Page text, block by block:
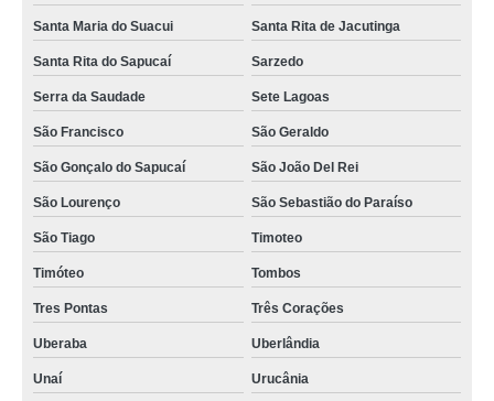
Santa Maria do Suacui Santa Rita de Jacutinga
Santa Rita do Sapucaí Sarzedo
Serra da Saudade Sete Lagoas
São Francisco São Geraldo
São Gonçalo do Sapucaí São João Del Rei
São Lourenço São Sebastião do Paraíso
São Tiago Timoteo
Timóteo Tombos
Tres Pontas Três Corações
Uberaba Uberlândia
Unaí Urucânia